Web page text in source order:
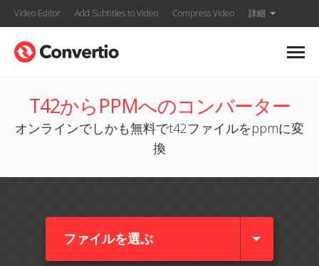
Video Editor Add Subtitles to Video Compress Video 詳細
T42からPPMへのコンバーター
オンラインでしかも無料でt42ファイルをppmに変
換
ファイルを選ぶ